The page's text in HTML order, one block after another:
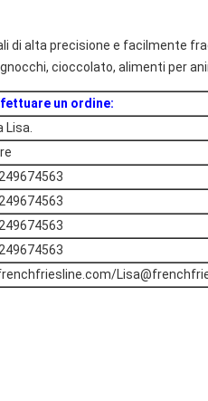
di alta precisione e facilmente
cioccolato, alimenti per
un ordine:
Lisa.